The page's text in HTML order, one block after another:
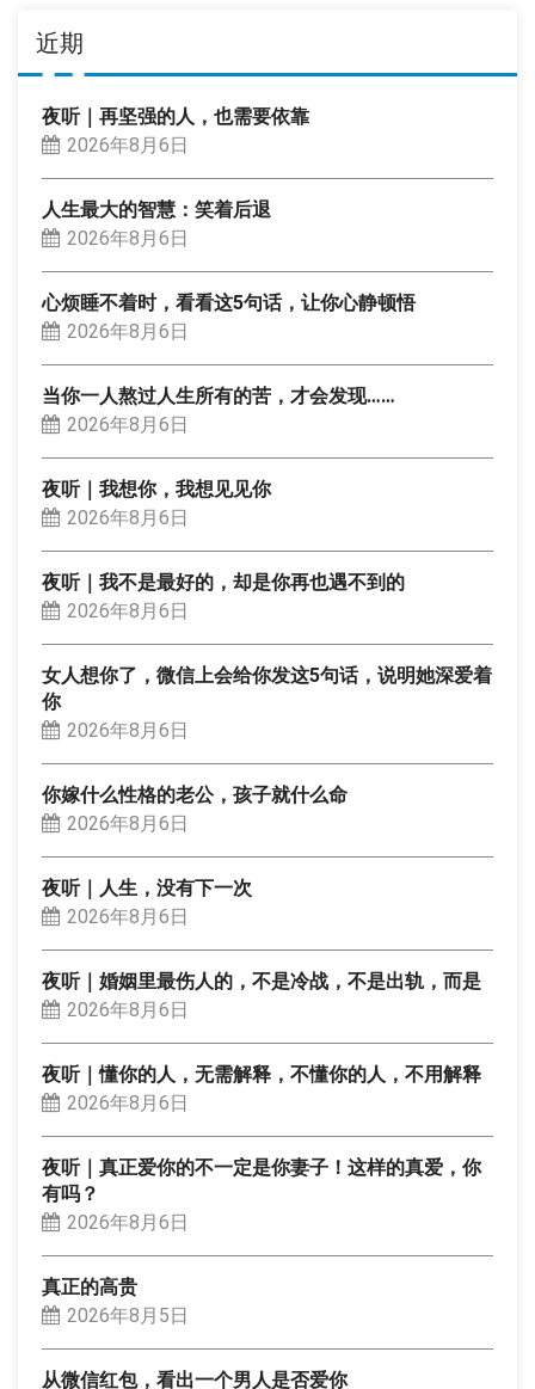
近期
夜听｜再坚强的人，也需要依靠
2026年8月6日
人生最大的智慧：笑着后退
2026年8月6日
心烦睡不着时，看看这5句话，让你心静顿悟
2026年8月6日
当你一人熬过人生所有的苦，才会发现……
2026年8月6日
夜听｜我想你，我想见见你
2026年8月6日
夜听｜我不是最好的，却是你再也遇不到的
2026年8月6日
女人想你了，微信上会给你发这5句话，说明她深爱着
你
2026年8月6日
你嫁什么性格的老公，孩子就什么命
2026年8月6日
夜听｜人生，没有下一次
2026年8月6日
夜听｜婚姻里最伤人的，不是冷战，不是出轨，而是
2026年8月6日
夜听｜懂你的人，无需解释，不懂你的人，不用解释
2026年8月6日
夜听｜真正爱你的不一定是你妻子！这样的真爱，你
有吗？
2026年8月6日
真正的高贵
2026年8月5日
从微信红包，看出一个男人是否爱你